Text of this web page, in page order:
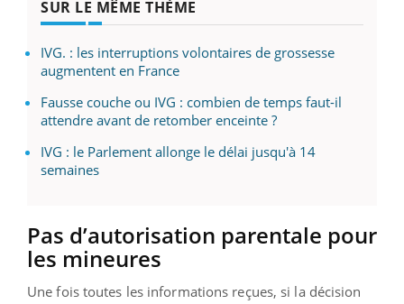
SUR LE MÊME THÈME
IVG. : les interruptions volontaires de grossesse
augmentent en France
Fausse couche ou IVG : combien de temps faut-il
attendre avant de retomber enceinte ?
IVG : le Parlement allonge le délai jusqu'à 14
semaines
Pas d’autorisation parentale pour
les mineures
Une fois toutes les informations reçues, si la décision